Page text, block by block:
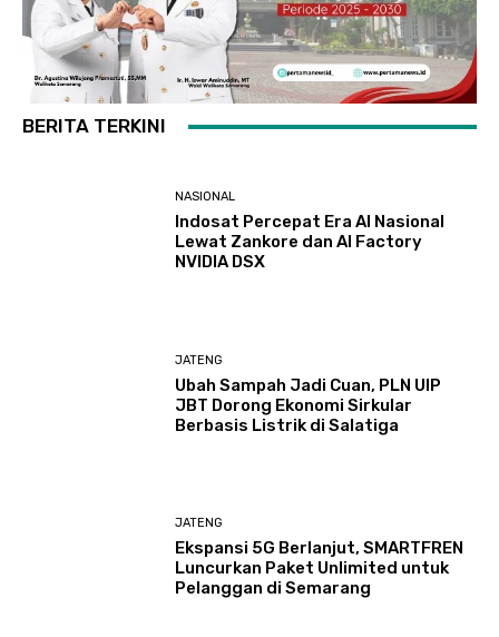
BERITA TERKINI
NASIONAL
Indosat Percepat Era AI Nasional
Lewat Zankore dan AI Factory
NVIDIA DSX
JATENG
Ubah Sampah Jadi Cuan, PLN UIP
JBT Dorong Ekonomi Sirkular
Berbasis Listrik di Salatiga
JATENG
Ekspansi 5G Berlanjut, SMARTFREN
Luncurkan Paket Unlimited untuk
Pelanggan di Semarang